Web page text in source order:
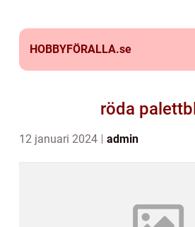
HOBBYFÖRALLA.se
röda
12 januari 2024 admin